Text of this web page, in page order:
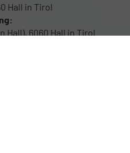
Hall in Tirol
Hall), 6060 Hall in Tirol